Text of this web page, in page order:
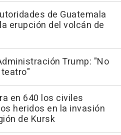
de Guatemala
erupción del volcán de
Trump: "No
en 640 los civiles
heridos en la invasión
de Kursk